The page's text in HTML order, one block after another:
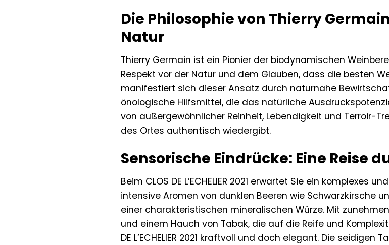
Die Philosophie von Thierry
Natur
Thierry Germain ist ein Pionier der biodynamischen
Respekt vor der Natur und dem Glauben, dass die besten
manifestiert sich dieser Ansatz durch naturnahe
önologische Hilfsmittel, die das natürliche
von außergewöhnlicher Reinheit, Lebendigkeit und Terroir-
des Ortes authentisch wiedergibt.
Sensorische Eindrücke: Eine Reise
Beim CLOS DE L’ECHELIER 2021 erwartet Sie ein
intensive Aromen von dunklen Beeren wie Schwarzkirsche
einer charakteristischen mineralischen Würze. Mit
und einem Hauch von Tabak, die auf die Reife und
DE L’ECHELIER 2021 kraftvoll und doch elegant. Die